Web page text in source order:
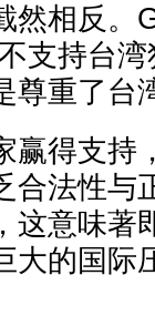
然相反。
支持台
尊重了台
赢得支持
合法性与
这意味著
大的国际